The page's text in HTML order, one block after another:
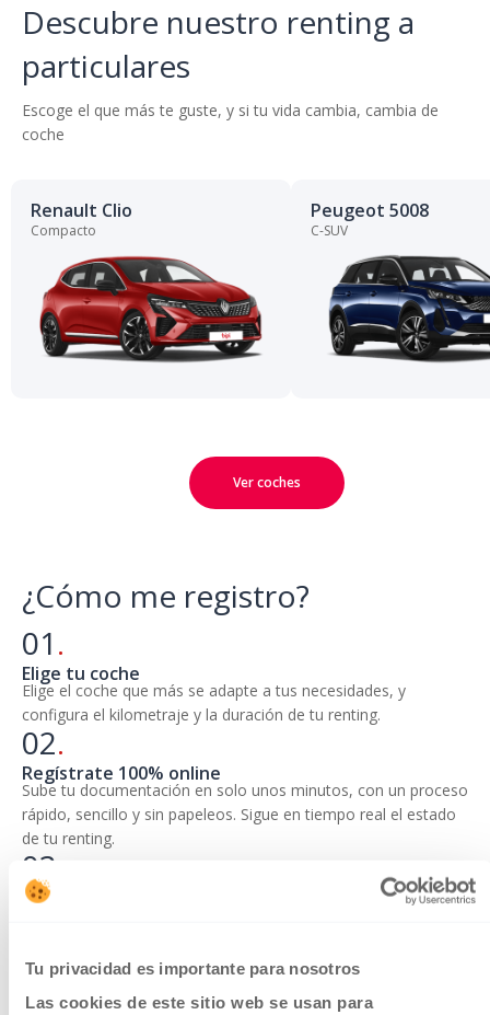
Tu privacidad es importante para nosotros
Las cookies de este sitio web se usan para
Descubre nuestro renting a
particulares
Escoge el que más te guste, y si tu vida cambia, cambia de
coche
Renault Clio
Compacto
Peugeot 5008
C-SUV
Ver coches
¿Cómo me registro?
01.
Elige tu coche
Elige el coche que más se adapte a tus necesidades, y
configura el kilometraje y la duración de tu renting.
02.
Regístrate 100% online
Sube tu documentación en solo unos minutos, con un proceso
rápido, sencillo y sin papeleos. Sigue en tiempo real el estado
de tu renting.
03
Entrega de tu coche
Elige tu coche